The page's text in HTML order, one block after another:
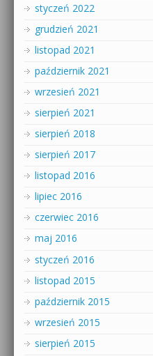
styczeń 2022
grudzień 2021
listopad 2021
październik 2021
wrzesień 2021
sierpień 2021
sierpień 2018
sierpień 2017
listopad 2016
lipiec 2016
czerwiec 2016
maj 2016
styczeń 2016
listopad 2015
październik 2015
wrzesień 2015
sierpień 2015